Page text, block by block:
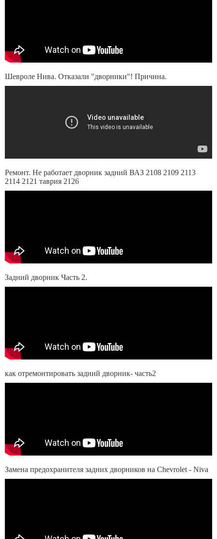
Шевроле Нива. Отказали "дворники"! Причина.
Ремонт. Не работает дворник задний ВАЗ 2108 2109 2113
2114 2121 таврия 2126
Задний дворник Часть 2.
как отремонтировать задний дворник- часть2
Замена предохранителя задних дворников на Chevrolet - Niva